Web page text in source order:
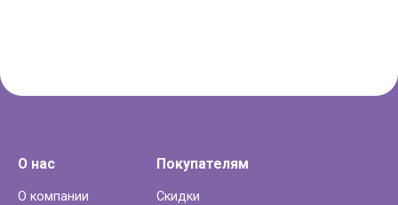
О нас
О компании
Покупателям
Скидки